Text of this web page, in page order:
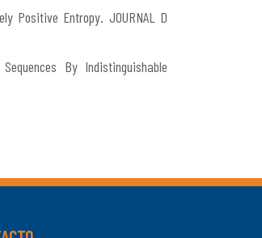
Positive Entropy. JOURNAL D
By Indistinguishable